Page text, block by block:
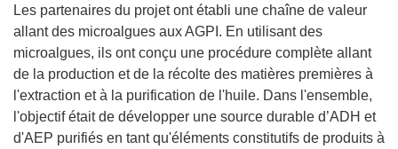
e
n
o
u
v
e
l
Les partenaires du projet ont établi une chaîne de valeur
allant des microalgues aux AGPI. En utilisant des
microalgues, ils ont conçu une procédure complète allant
de la production et de la récolte des matières premières à
l'extraction et à la purification de l'huile. Dans l'ensemble,
l'objectif était de développer une source durable d’ADH et
d'AEP purifiés en tant qu'éléments constitutifs de produits à